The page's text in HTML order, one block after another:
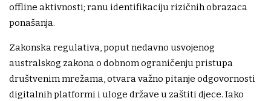
offline aktivnosti; ranu identifikaciju rizičnih obrazaca
ponašanja.
Zakonska regulativa, poput nedavno usvojenog
australskog zakona o dobnom ograničenju pristupa
društvenim mrežama, otvara važno pitanje odgovornosti
digitalnih platformi i uloge države u zaštiti djece. Iako